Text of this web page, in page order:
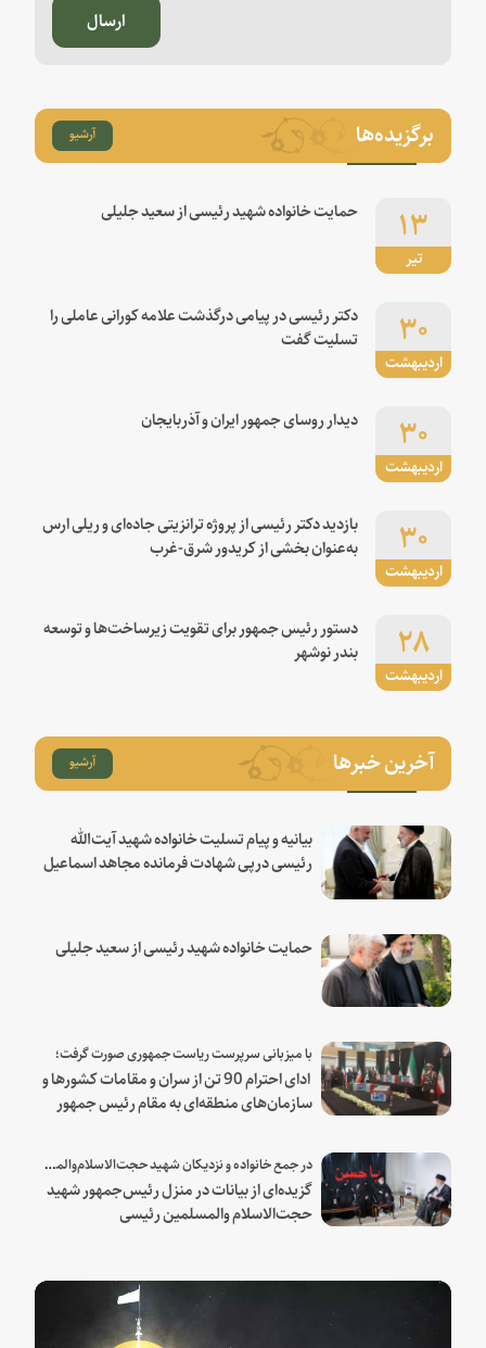
ارسال
برگزیده‌ها آرشیو
تیر
۱۳ حمایت خانواده شهید رئیسی از سعید جلیلی
اردیبهشت
۳۰
دکتر رئیسی در پیامی درگذشت علامه کورانی عاملی را
تسلیت گفت
اردیبهشت
۳۰ دیدار روسای جمهور ایران و آذربایجان
اردیبهشت
۳۰
بازدید دکتر رئیسی از پروژه ترانزیتی جاده‌ای و ریلی ارس
به‌عنوان بخشی از کریدور شرق-غرب
اردیبهشت
۲۸
دستور رئیس جمهور برای تقویت زیرساخت‌ها و توسعه
بندر نوشهر
آخرین خبرها آرشیو
بیانیه و پیام تسلیت خانواده شهید آیت‌الله
رئیسی درپی شهادت فرمانده مجاهد اسماعیل
حمایت خانواده شهید رئیسی از سعید جلیلی
با میزبانی سرپرست ریاست جمهوری صورت گرفت؛
ادای احترام 90 تن از سران و مقامات کشورها و
سازمان‌های منطقه‌ای به مقام رئیس جمهور
در جمع خانواده و نزدیکان شهید حجت‌الاسلام‌والمسلمین رئیسی:
گزیده‌ای از بیانات در منزل رئیس‌جمهور شهید
حجت‌الاسلام والمسلمین رئیسی